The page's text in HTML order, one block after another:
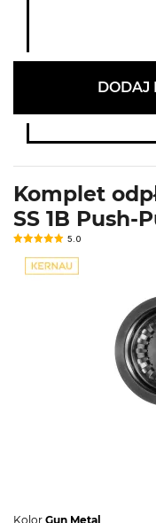
DODAJ
Komplet
SS 1B Push-
5.0
Kolor Gun Metal